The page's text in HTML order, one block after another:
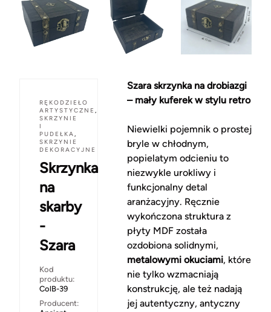
RĘKODZIEŁO
ARTYSTYCZNE ,
SKRZYNIE
I
PUDEŁKA,
SKRZYNIE
DEKORACYJNE
Skrzynka
na
skarby
-
Szara
Kod
produktu:
ColB-39
Producent:
Szara skrzynka na drobiazgi
– mały kuferek w stylu retro
Niewielki pojemnik o prostej
bryle w chłodnym,
popielatym odcieniu to
niezwykle urokliwy i
funkcjonalny detal
aranżacyjny. Ręcznie
wykończona struktura z
płyty MDF została
ozdobiona solidnymi,
metalowymi okuciami, które
nie tylko wzmacniają
konstrukcję, ale też nadają
jej autentyczny, antyczny